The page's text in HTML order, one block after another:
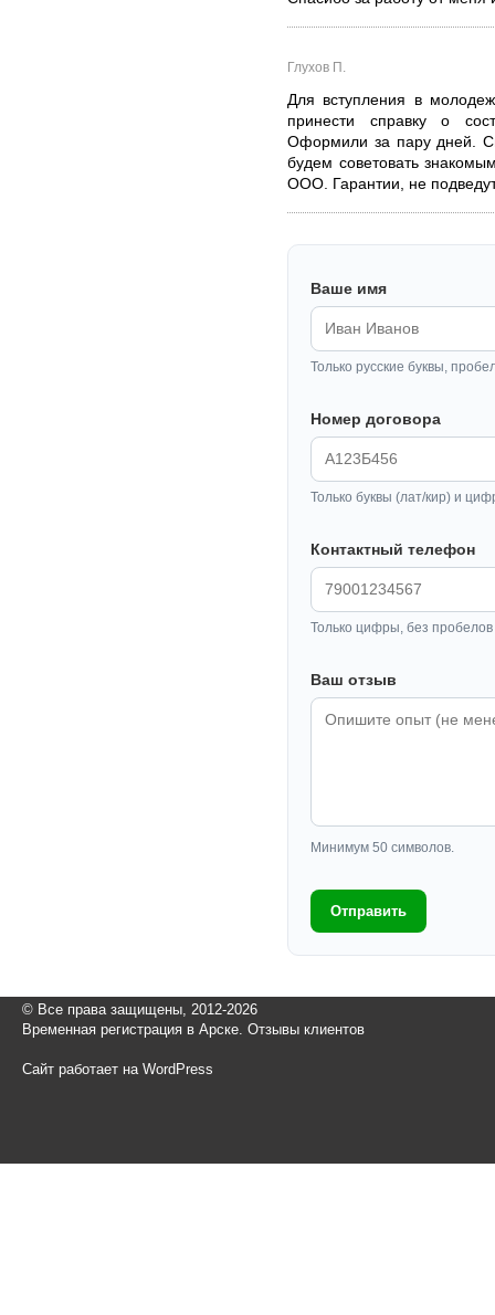
Глухов П.
Для вступления в
принести справку о
Оформили за пару дней.
будем советовать
ООО. Гарантии, не
Ваше имя
Только русские буквы,
Номер договора
Только буквы (лат/кир) и
Контактный телефон
Только цифры, без
Ваш отзыв
Минимум 50 символов.
Отправить
© Все права защищены, 2012-2026
Временная регистрация в Арске. Отзывы клиентов
Сайт работает на WordPress